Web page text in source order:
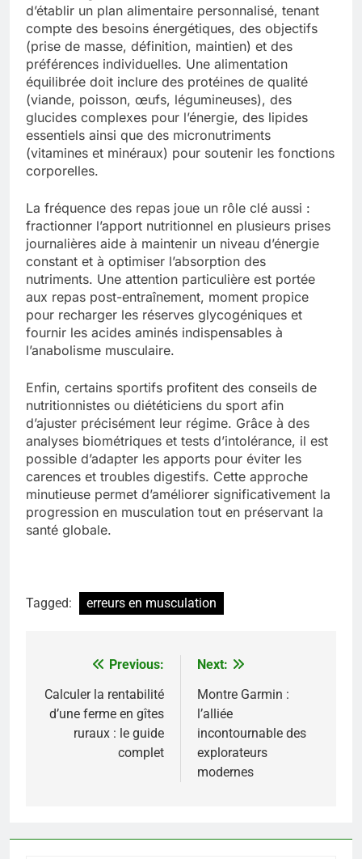
d’établir un plan alimentaire personnalisé, tenant
compte des besoins énergétiques, des objectifs
(prise de masse, définition, maintien) et des
préférences individuelles. Une alimentation
équilibrée doit inclure des protéines de qualité
(viande, poisson, œufs, légumineuses), des
glucides complexes pour l’énergie, des lipides
essentiels ainsi que des micronutriments
(vitamines et minéraux) pour soutenir les fonctions
corporelles.
La fréquence des repas joue un rôle clé aussi :
fractionner l’apport nutritionnel en plusieurs prises
journalières aide à maintenir un niveau d’énergie
constant et à optimiser l’absorption des
nutriments. Une attention particulière est portée
aux repas post-entraînement, moment propice
pour recharger les réserves glycogéniques et
fournir les acides aminés indispensables à
l’anabolisme musculaire.
Enfin, certains sportifs profitent des conseils de
nutritionnistes ou diététiciens du sport afin
d’ajuster précisément leur régime. Grâce à des
analyses biométriques et tests d’intolérance, il est
possible d’adapter les apports pour éviter les
carences et troubles digestifs. Cette approche
minutieuse permet d’améliorer significativement la
progression en musculation tout en préservant la
santé globale.
Tagged: erreurs en musculation
Navigation
de
l’article
Previous:
Calculer la rentabilité
d’une ferme en gîtes
ruraux : le guide
complet
Next:
Montre Garmin :
l’alliée
incontournable des
explorateurs
modernes